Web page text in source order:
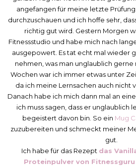
angefangen für meine letzte
durchzuschauen und ich hoffe sehr,
richtig gut wird. Gestern Morgen
Fitnessstudio und habe mich nach
ausgepowert. Es tat echt mal wieder
nehmen, was man unglaublich
Wochen war ich immer etwas unter
da ich meine Lernsachen auch nicht
Danach habe ich mich dann mal an
ich muss sagen, dass er unglaublich
begeistert davon bin. So ein Mug
zuzubereiten und schmeckt meiner
gut.
Ich habe für das Rezept das
Proteinpulver von Fitnessguru